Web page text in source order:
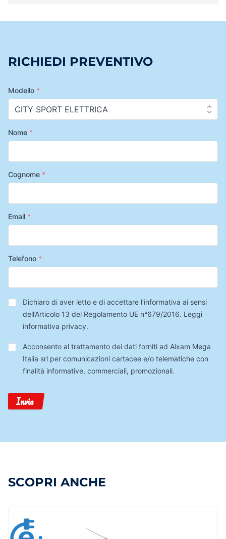
RICHIEDI PREVENTIVO
Modello *
Nome *
Cognome *
Email *
Telefono *
Privacy*
Dichiaro di aver letto e di accettare l’informativa ai sensi
dell’Articolo 13 del Regolamento UE n°679/2016. Leggi
informativa privacy.
Trattamento
Dati
Acconsento al trattamento dei dati forniti ad Aixam Mega
Italia srl per comunicazioni cartacee e/o telematiche con
finalità informative, commerciali, promozionali.
Invia
SCOPRI ANCHE